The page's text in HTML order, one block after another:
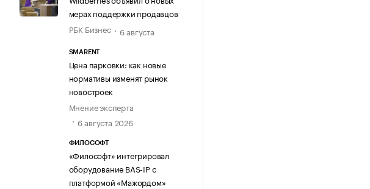
мерах поддержки продавцов
РБК Бизнес
6 августа
SMARENT
Цена парковки: как новые
нормативы изменят рынок
новостроек
Мнение эксперта
6 августа 2026
ФИЛОСОФТ
«Философт» интегрировал
оборудование BAS-IP с
платформой «Мажордом»